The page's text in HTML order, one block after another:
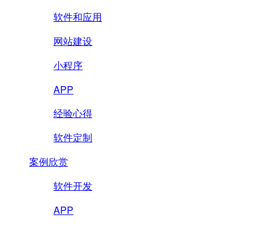
软件和应用
网站建设
小程序
APP
经验心得
软件定制
案例欣赏
软件开发
APP